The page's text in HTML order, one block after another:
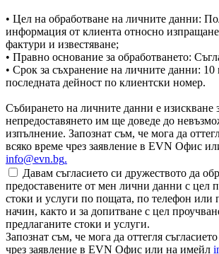
• Цел на обработване на личните данни:
информация от клиента относно
фактури и известяване;
• Правно основание за обработването:
• Срок за съхранение на личните данни: 10
последната дейност по клиентски номер.
Събирането на личните данни е изискване
непредоставянето им ще доведе до
изпълнение. Запознат съм, че мога да
всяко време чрез заявление в EVN Офис
info@evn.bg.
Давам съгласието си дружеството да
предоставените от мен лични данни с цел
стоки и услуги по пощата, по телефон или
начин, както и за допитване с цел
предлаганите стоки и услуги.
Запознат съм, че мога да оттегля
чрез заявление в EVN Офис или на имейл